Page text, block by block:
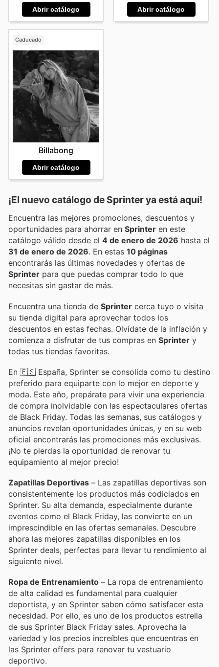
Abrir catálogo Abrir catálogo
Caducado
Billabong
Abrir catálogo
¡El nuevo catálogo de Sprinterya está aquí!
Encuentra las mejores promociones, descuentos y
oportunidades para ahorrar en Sprinter en este
catálogo válido desde el 4 de enero de 2026 hasta el
31 de enero de 2026 . En estas 10 páginas
encontrarás las últimas novedades y ofertas de
Sprinter para que puedas comprar todo lo que
necesitas sin gastar de más.
Encuentra una tienda de Sprinter cerca tuyo o visita
su tienda digital para aprovechar todos los
descuentos en estas fechas. Olvídate de la inflación y
comienza a disfrutar de tus compras en Sprinter y
todas tus tiendas favoritas.
En 🇪🇸 España, Sprinter se consolida como tu destino
preferido para equiparte con lo mejor en deporte y
moda. Este año, prepárate para vivir una experiencia
de compra inolvidable con las espectaculares ofertas
de Black Friday. Todas las semanas, sus catálogos y
anuncios revelan oportunidades únicas, y en su web
oficial encontrarás las promociones más exclusivas.
¡No te pierdas la oportunidad de renovar tu
equipamiento al mejor precio!
Zapatillas Deportivas – Las zapatillas deportivas son
consistentemente los productos más codiciados en
Sprinter. Su alta demanda, especialmente durante
eventos como el Black Friday, las convierte en un
imprescindible en las ofertas semanales. Descubre
ahora las mejores zapatillas disponibles en los
Sprinter deals, perfectas para llevar tu rendimiento al
siguiente nivel.
Ropa de Entrenamiento – La ropa de entrenamiento
de alta calidad es fundamental para cualquier
deportista, y en Sprinter saben cómo satisfacer esta
necesidad. Por ello, es uno de los productos estrella
de sus Sprinter Black Friday sales. Aprovecha la
variedad y los precios increíbles que encuentras en
las Sprinter offers para renovar tu vestuario
deportivo.